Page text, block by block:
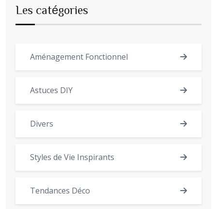
Les catégories
Aménagement Fonctionnel
Astuces DIY
Divers
Styles de Vie Inspirants
Tendances Déco